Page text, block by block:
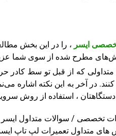
ایسر ، را در این بخش
مطرح شده از سوی شما
که از قبل تو سط کادر
در آخر به این نکته اشاره
دستگاهتان ، استفاده از روش
تخصصی / سوالات متداول
متداول تعمیرات لپ تاپ